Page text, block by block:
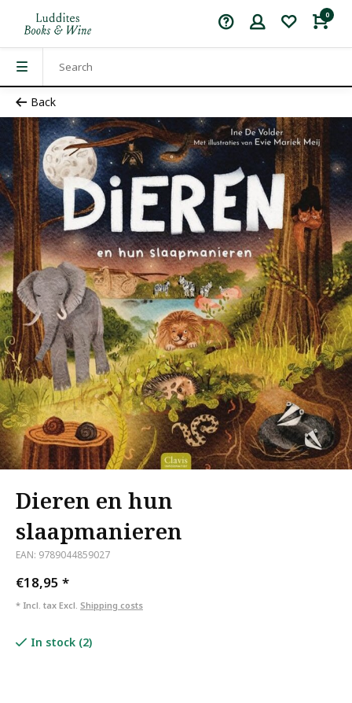
0
Back
Dieren en hun
slaapmanieren
EAN: 9789044859027
€18,95 *
* Incl. tax Excl. Shipping costs
In stock (2)